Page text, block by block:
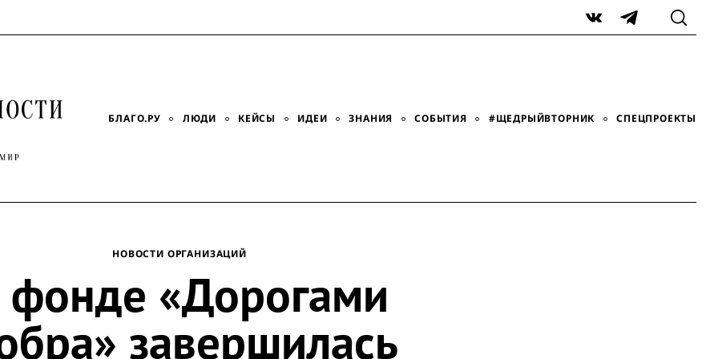
VK Telegram
БЛАГО.РУ ЛЮДИ КЕЙСЫ ИДЕИ ЗНАНИЯ СОБЫТИЯ #ЩЕДРЫЙВТОРНИК СПЕЦПРОЕКТЫ
НОВОСТИ ОРГАНИЗАЦИЙ
«Дорогами
завершилась